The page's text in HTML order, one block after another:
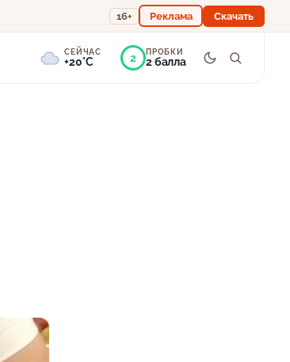
16+ Реклама Скачать
СЕЙЧАС
+20°C 2 ПРОБКИ
2 балла